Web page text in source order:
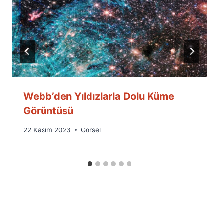
Webb’den Yıldızlarla Dolu Küme
Görüntüsü
By
22 Kasım 2023 Görsel